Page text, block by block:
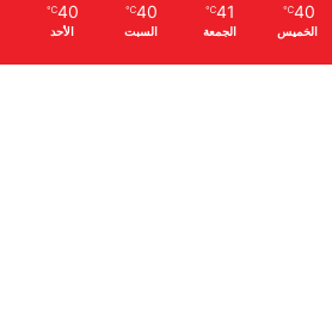
40
℃
الخميس
41
℃
الجمعة
40
℃
السبت
40
℃
الأحد